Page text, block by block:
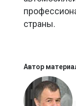
страны.
Автор